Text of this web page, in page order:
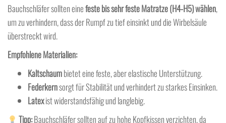
Bauchschläfer sollten einefeste bis sehr feste Matratze (H4-H5) wählen,
um zu verhindern, dass der Rumpf zu tief einsinkt und die Wirbelsäule
überstreckt wird.
Empfohlene Materialien:
Kaltschaumbietet eine feste, aber elastische Unterstützung.
Federkernsorgt für Stabilität und verhindert zu starkes Einsinken.
Latexist widerstandsfähig und langlebig.
Tipp:Bauchschläfer sollten auf zu hohe Kopfkissen verzichten, da